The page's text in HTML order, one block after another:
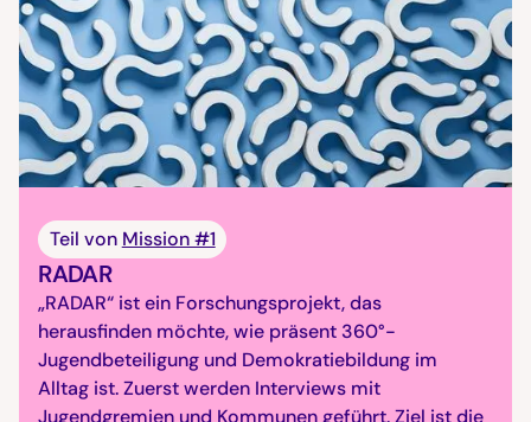
Teil von Mission #1
RADAR
„RADAR“ ist ein Forschungsprojekt, das
herausfinden möchte, wie präsent 360°-
Jugendbeteiligung und Demokratiebildung im
Alltag ist. Zuerst werden Interviews mit
Jugendgremien und Kommunen geführt. Ziel ist die